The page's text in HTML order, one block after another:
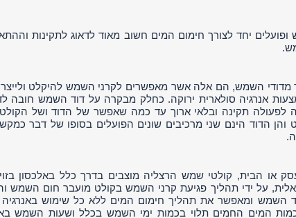
יחד לצורך חימום המים חשוב מאוד לדאוג לתקינות
השמש, הם אלה אשר מאפשרים לקרני השמש להיקלט ולייצר
אנרגיה סולארית ירוקה. כחלק מבקרה על דוד השמש חובה
לפעולה תקינה ובלאי ארוך עד כמה שאפשר של הדוד ושל
והן הדוד הינם שני מרכיבים שונים הפועלים בסופו של דבר
או הבית, קולטי שמש הרצליה מוצבים בדרך כלל באלכסון
על ידי תהליך פגיעת קרני השמש בקולט מועבר חום השמש
השמש ומאפשר את תהליך חימום המים ללא כל שימוש
המים החמים תלוי בכמות ימי השמש בכלל ושעות השמש